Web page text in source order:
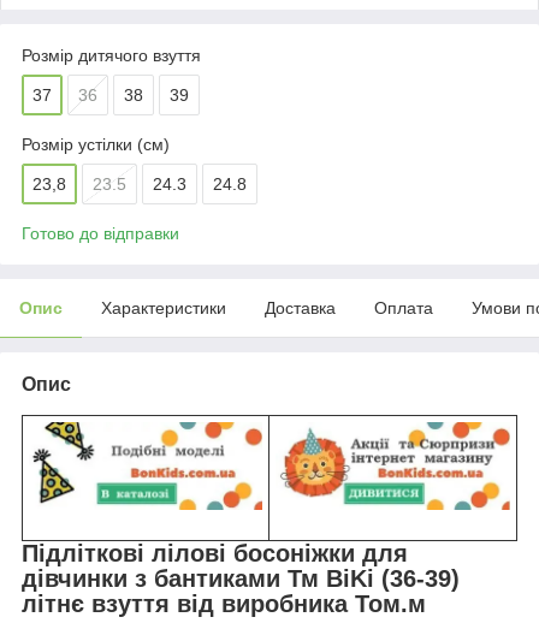
Розмір дитячого взуття
37 36 38 39
Розмір устілки (см)
23,8 23.5 24.3 24.8
Готово до відправки
Опис Характеристики Доставка Оплата Умови
Опис
Підліткові лілові босоніжки для
дівчинки з бантиками Тм BiKi (36-39)
літнє взуття від виробника Том.м